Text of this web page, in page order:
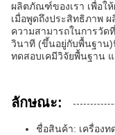
ผลิตภัณฑ์ของเรา เพื่อใ
เมื่อพูดถึงประสิทธิภาพ
ความสามารถในการวัด
วินาที (ขึ้นอยู่กับพื้นฐาน)
ทดสอบเคมีวิจัยพื้นฐาน แ
ลักษณะ:
ชื่อสินค้า: เครื่องท